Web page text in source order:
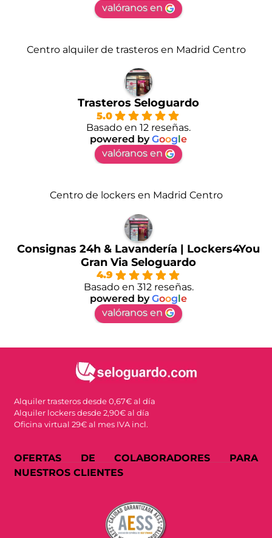
valóranos en
Centro alquiler de trasteros en Madrid Centro
Trasteros Seloguardo
5.0
Basado en 12 reseñas.
powered byGoogle
valóranos en
Centro de lockers en Madrid Centro
Consignas 24h & Lavandería | Lockers4You
Gran Via Seloguardo
4.9
Basado en 312 reseñas.
powered byGoogle
valóranos en
Alquiler trasteros desde 0,67€ al día
Alquiler lockers desde 2,90€ al día
Oficina virtual 29€ al mes IVA incl.
OFERTAS DE COLABORADORES PARA
NUESTROS CLIENTES